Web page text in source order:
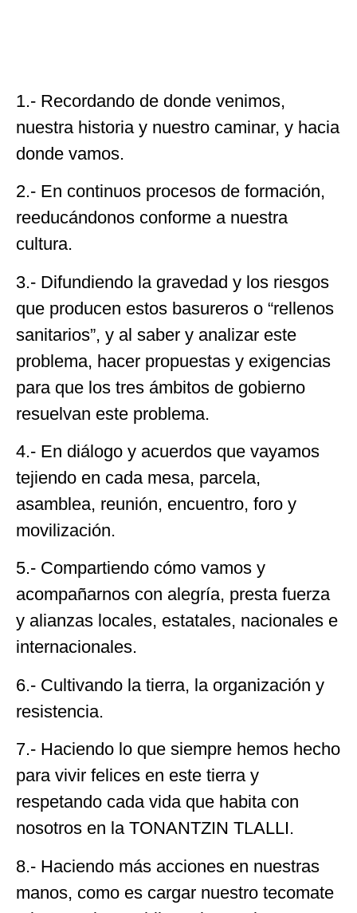
1.- Recordando de donde venimos,
nuestra historia y nuestro caminar, y hacia
donde vamos.
2.- En continuos procesos de formación,
reeducándonos conforme a nuestra
cultura.
3.- Difundiendo la gravedad y los riesgos
que producen estos basureros o “rellenos
sanitarios”, y al saber y analizar este
problema, hacer propuestas y exigencias
para que los tres ámbitos de gobierno
resuelvan este problema.
4.- En diálogo y acuerdos que vayamos
tejiendo en cada mesa, parcela,
asamblea, reunión, encuentro, foro y
movilización.
5.- Compartiendo cómo vamos y
acompañarnos con alegría, presta fuerza
y alianzas locales, estatales, nacionales e
internacionales.
6.- Cultivando la tierra, la organización y
resistencia.
7.- Haciendo lo que siempre hemos hecho
para vivir felices en este tierra y
respetando cada vida que habita con
nosotros en la TONANTZIN TLALLI.
8.- Haciendo más acciones en nuestras
manos, como es cargar nuestro tecomate